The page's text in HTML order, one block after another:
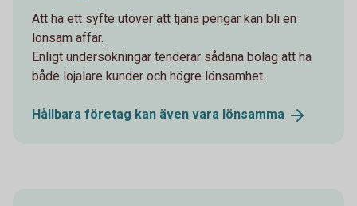
Att ha ett syfte utöver att tjäna pengar kan bli en
lönsam affär.
Enligt undersökningar tenderar sådana bolag att ha
både lojalare kunder och högre lönsamhet.
Hållbara företag kan även vara lönsamma